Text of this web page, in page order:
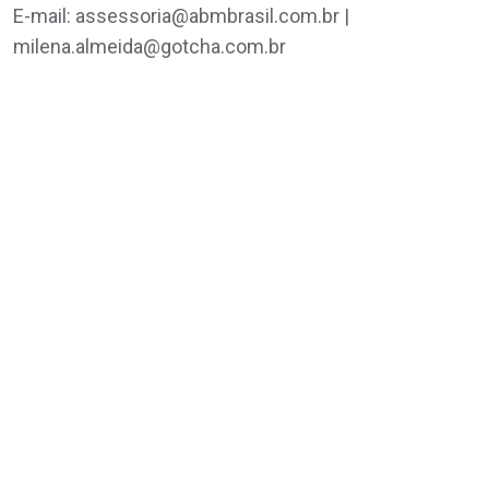
E-mail: assessoria@abmbrasil.com.br |
milena.almeida@gotcha.com.br